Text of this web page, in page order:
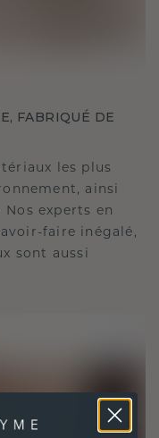
FABRIQUÉ DE
les plus
ainsi
experts en
faire inégalé,
sont aussi